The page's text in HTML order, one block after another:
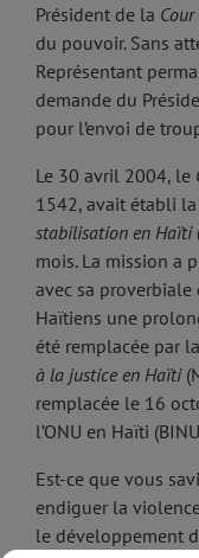
Président de la
du pouvoir. Sans
Représentant
demande du
pour l’envoi de
Le 30 avril 2004, le
1542, avait établi la
stabilisation en Haïti
mois. La mission a
avec sa
Haïtiens une
été remplacée par la
à la justice en Haïti
remplacée le 16
l’ONU en Haïti
Est-ce que vous
endiguer la
le développement